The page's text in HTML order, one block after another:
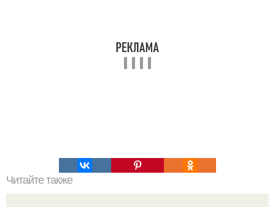
Читайте также